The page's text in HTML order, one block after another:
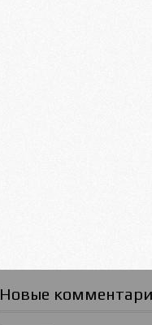
Новые